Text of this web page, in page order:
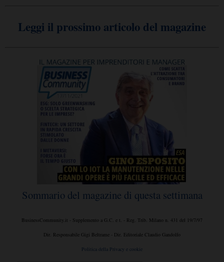
Leggi il prossimo articolo del magazine
Sommario del magazine di questa settimana
BusinessCommunity.it - Supplemento a G.C. e t. - Reg. Trib. Milano n. 431 del 19/7/97
Dir. Responsabile Gigi Beltrame - Dir. Editoriale Claudio Gandolfo
Politica della Privacy e cookie